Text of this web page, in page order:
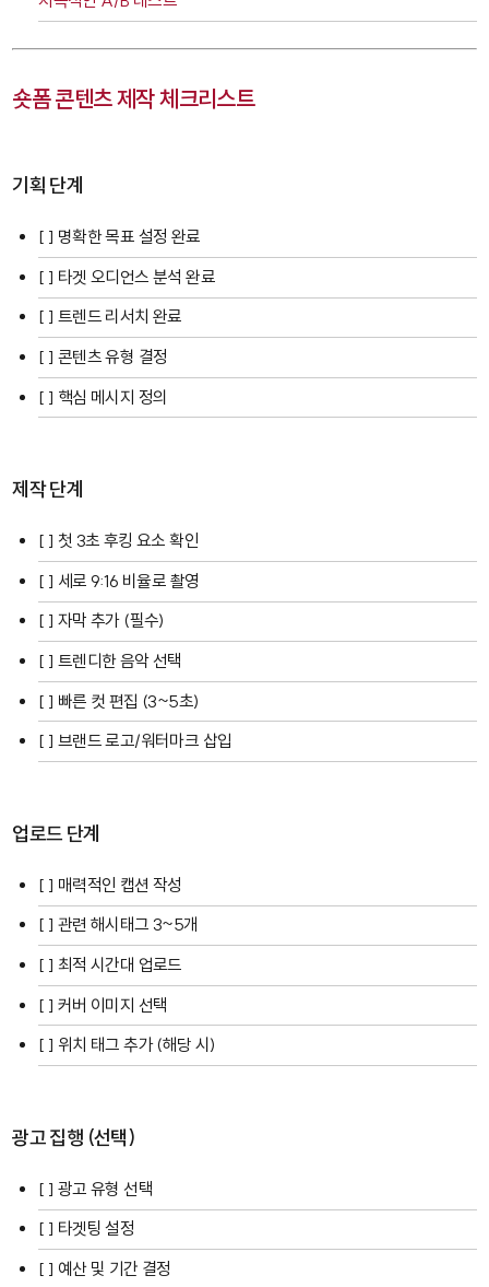
숏폼 콘텐츠 제작 체크리스트
기획 단계
[ ] 명확한 목표 설정 완료
[ ] 타겟 오디언스 분석 완료
[ ] 트렌드 리서치 완료
[ ] 콘텐츠 유형 결정
[ ] 핵심 메시지 정의
제작 단계
[ ] 첫 3초 후킹 요소 확인
[ ] 세로 9:16 비율로 촬영
[ ] 자막 추가 (필수)
[ ] 트렌디한 음악 선택
[ ] 빠른 컷 편집 (3~5초)
[ ] 브랜드 로고/워터마크 삽입
업로드 단계
[ ] 매력적인 캡션 작성
[ ] 관련 해시태그 3~5개
[ ] 최적 시간대 업로드
[ ] 커버 이미지 선택
[ ] 위치 태그 추가 (해당 시)
광고 집행 (선택)
[ ] 광고 유형 선택
[ ] 타겟팅 설정
[ ] 예산 및 기간 결정